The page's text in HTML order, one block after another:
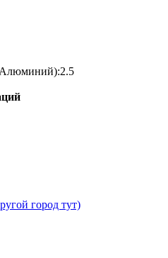
2.5
город тут)